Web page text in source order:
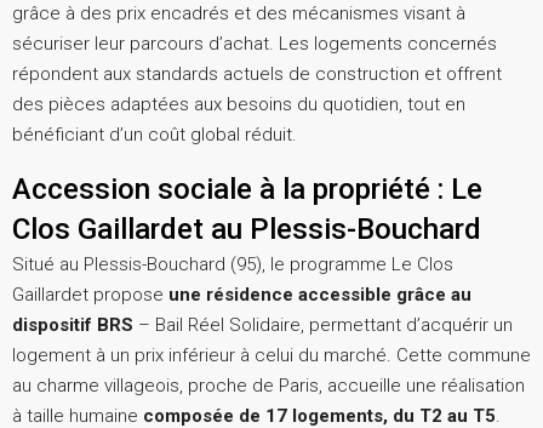
grâce à des prix encadrés et des mécanismes visant à
sécuriser leur parcours d’achat. Les logements concernés
répondent aux standards actuels de construction et offrent
des pièces adaptées aux besoins du quotidien, tout en
bénéficiant d’un coût global réduit.
Accession sociale à la propriété : Le
Clos Gaillardet au Plessis-Bouchard
Situé au Plessis-Bouchard (95), le programme Le Clos
Gaillardet propose une résidence accessible grâce au
dispositif BRS – Bail Réel Solidaire, permettant d’acquérir un
logement à un prix inférieur à celui du marché. Cette commune
au charme villageois, proche de Paris, accueille une réalisation
à taille humaine composée de 17 logements, du T2 au T5.